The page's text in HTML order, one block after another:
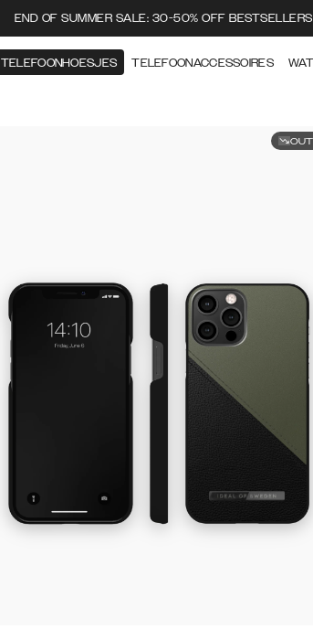
END OF SUMMER SALE: 30-50% OFF BESTSELLERS
TELEFOONHOESJES TELEFOONACCESSOIRES